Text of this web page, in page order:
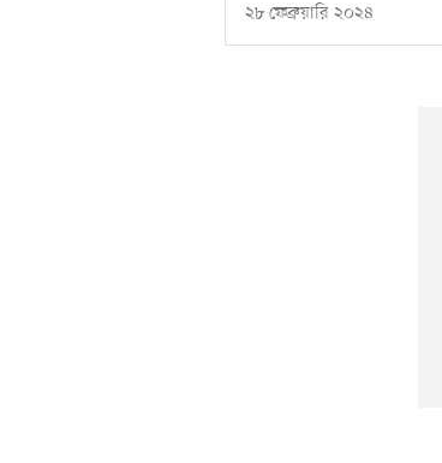
২৮ ফেব্রুয়ারি ২০২৪